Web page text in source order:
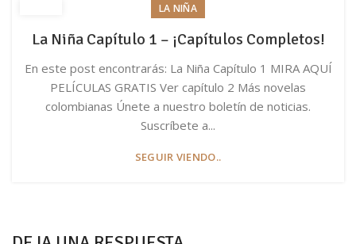
LA NIÑA
La Niña Capítulo 1 – ¡Capítulos Completos!
En este post encontrarás: La Niña Capítulo 1 MIRA AQUÍ
PELÍCULAS GRATIS Ver capítulo 2 Más novelas
colombianas Únete a nuestro boletín de noticias.
Suscríbete a...
SEGUIR VIENDO..